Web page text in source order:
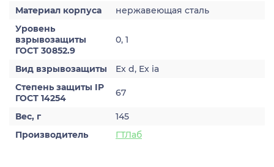
Материал корпуса
нержавеющая сталь
Уровень
взрывозащиты
ГОСТ 30852.9
0, 1
Вид взрывозащиты
Ex d, Ex ia
Степень защиты IP
ГОСТ 14254
67
Вес, г
145
Производитель
ГТЛаб